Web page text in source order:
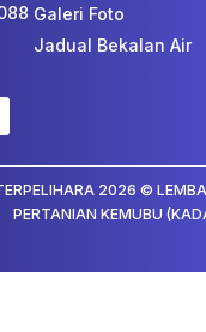
Galeri Foto
Jadual Bekalan Air
2026 ©
PERTANIAN KEMUBU